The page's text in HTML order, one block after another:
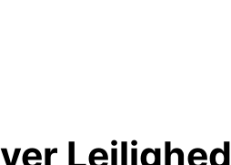
Lejlighed